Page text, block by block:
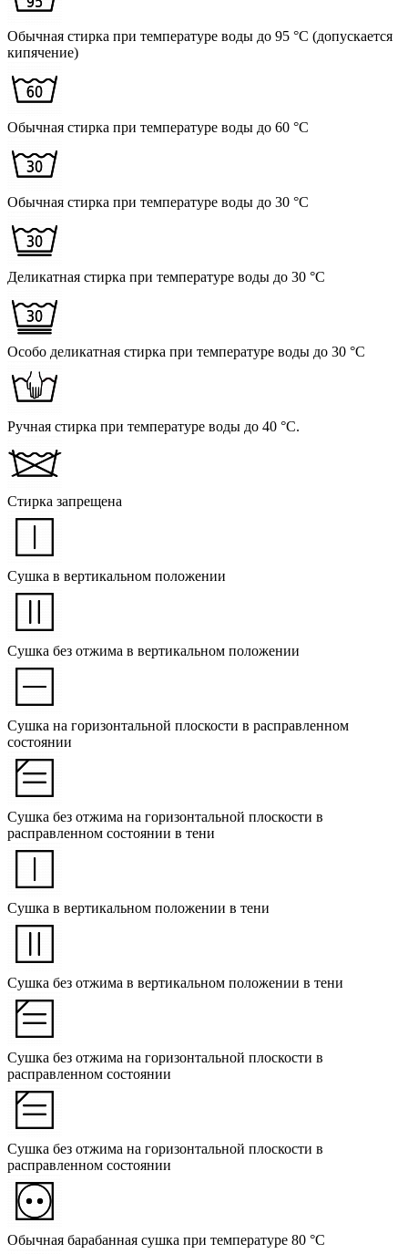
Обычная стирка при температуре воды до 95 °C (допускается
кипячение)
Обычная стирка при температуре воды до 60 °C
Обычная стирка при температуре воды до 30 °C
Деликатная стирка при температуре воды до 30 °C
Особо деликатная стирка при температуре воды до 30 °C
Ручная стирка при температуре воды до 40 °C.
Стирка запрещена
Сушка в вертикальном положении
Сушка без отжима в вертикальном положении
Сушка на горизонтальной плоскости в расправленном
состоянии
Сушка без отжима на горизонтальной плоскости в
расправленном состоянии в тени
Сушка в вертикальном положении в тени
Сушка без отжима в вертикальном положении в тени
Сушка без отжима на горизонтальной плоскости в
расправленном состоянии
Сушка без отжима на горизонтальной плоскости в
расправленном состоянии
Обычная барабанная сушка при температуре 80 °C